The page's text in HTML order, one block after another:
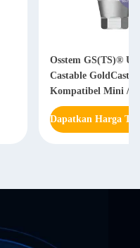
Osstem GS(TS)®
Castable GoldCast
Kompatibel Mini /
Dapatkan Harga